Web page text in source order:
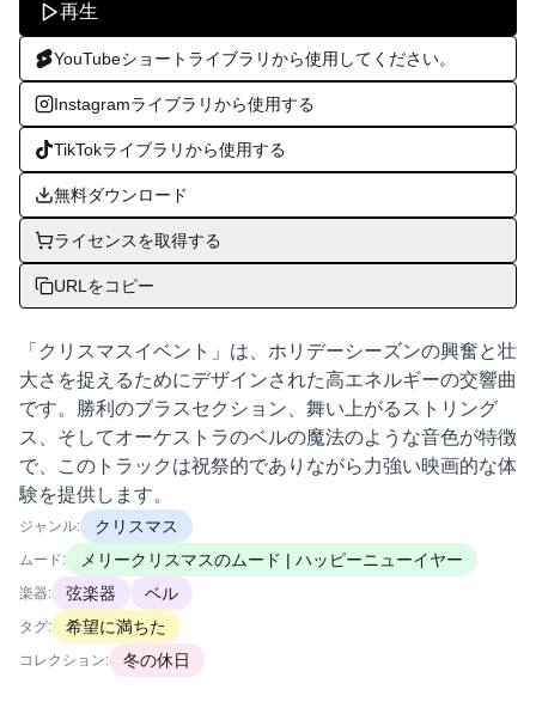
再生
YouTubeショートライブラリから使用してください。
Instagramライブラリから使用する
TikTokライブラリから使用する
無料ダウンロード
ライセンスを取得する
URLをコピー
「クリスマスイベント」は、ホリデーシーズンの興奮と壮
大さを捉えるためにデザインされた高エネルギーの交響曲
です。勝利のブラスセクション、舞い上がるストリング
ス、そしてオーケストラのベルの魔法のような音色が特徴
で、このトラックは祝祭的でありながら力強い映画的な体
験を提供します。
ジャンル: クリスマス
ムード: メリークリスマスのムード | ハッピーニューイヤー
楽器: 弦楽器 ベル
タグ: 希望に満ちた
コレクション: 冬の休日